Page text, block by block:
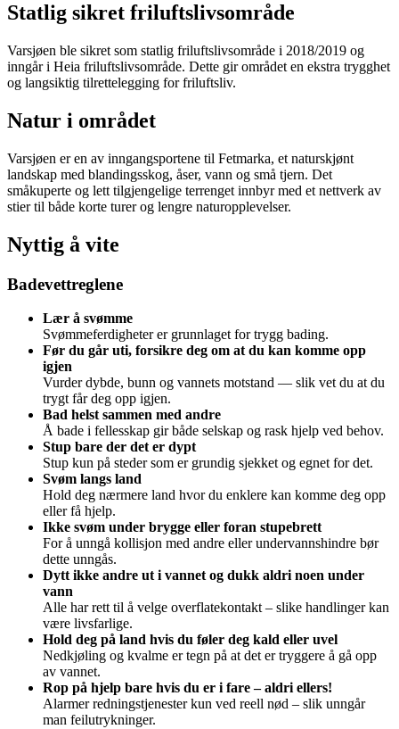
Statlig sikret friluftslivsområde
Varsjøen ble sikret som statlig friluftslivsområde i 2018/2019 og
inngår i Heia friluftslivsområde. Dette gir området en ekstra trygghet
og langsiktig tilrettelegging for friluftsliv.
Natur i området
Varsjøen er en av inngangsportene til Fetmarka, et naturskjønt
landskap med blandingsskog, åser, vann og små tjern. Det
småkuperte og lett tilgjengelige terrenget innbyr med et nettverk av
stier til både korte turer og lengre naturopplevelser.
Nyttig å vite
Badevettreglene
Lær å svømme
Svømmeferdigheter er grunnlaget for trygg bading.
Før du går uti, forsikre deg om at du kan komme opp
igjen
Vurder dybde, bunn og vannets motstand — slik vet du at du
trygt får deg opp igjen.
Bad helst sammen med andre
Å bade i fellesskap gir både selskap og rask hjelp ved behov.
Stup bare der det er dypt
Stup kun på steder som er grundig sjekket og egnet for det.
Svøm langs land
Hold deg nærmere land hvor du enklere kan komme deg opp
eller få hjelp.
Ikke svøm under brygge eller foran stupebrett
For å unngå kollisjon med andre eller undervannshindre bør
dette unngås.
Dytt ikke andre ut i vannet og dukk aldri noen under
vann
Alle har rett til å velge overflatekontakt – slike handlinger kan
være livsfarlige.
Hold deg på land hvis du føler deg kald eller uvel
Nedkjøling og kvalme er tegn på at det er tryggere å gå opp
av vannet.
Rop på hjelp bare hvis du er i fare – aldri ellers!
Alarmer redningstjenester kun ved reell nød – slik unngår
man feilutrykninger.